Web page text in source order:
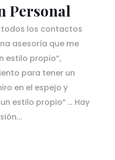
Personal
todos los contactos
asesoría que me
estilo propio”,
para tener un
en el espejo y
estilo propio” … Hay